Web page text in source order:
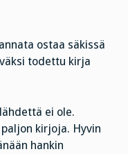
ostaa säkissä
todettu kirja
ei ole.
kirjoja. Hyvin
hankin